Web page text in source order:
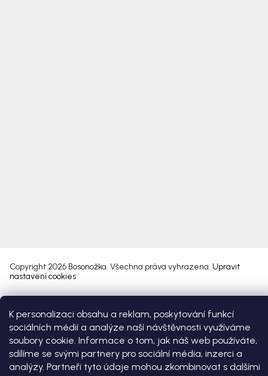
K personalizaci obsahu a reklam, poskytování funkcí
sociálních médií a analýze naší návštěvnosti využíváme
soubory cookie. Informace o tom, jak náš web používáte,
sdílíme se svými partnery pro sociální média, inzerci a
analýzy. Partneři tyto údaje mohou zkombinovat s dalšími
Copyright 2026 Bosonožka. Všechna práva vyhrazena. Upravit
nastavení cookies